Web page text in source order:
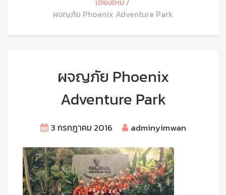
ผจญภัย Phoenix Adventure Park
ผจญภัย Phoenix
Adventure Park
3 กรกฎาคม 2016 adminyimwan